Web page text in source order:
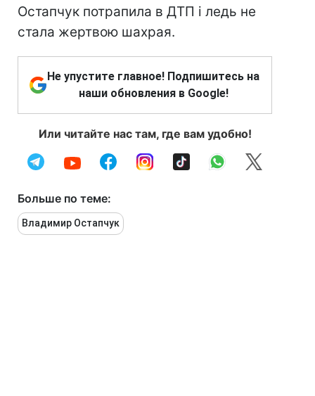
Остапчук потрапила в ДТП і ледь не
стала жертвою шахрая.
Не упустите главное! Подпишитесь на
наши обновления в Google!
Или читайте нас там, где вам удобно!
Больше по теме:
Владимир Остапчук